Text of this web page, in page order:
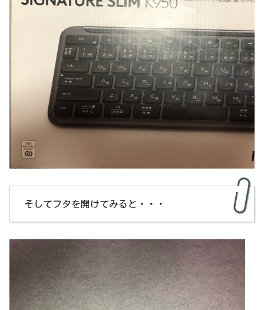
そしてフタを開けてみると・・・